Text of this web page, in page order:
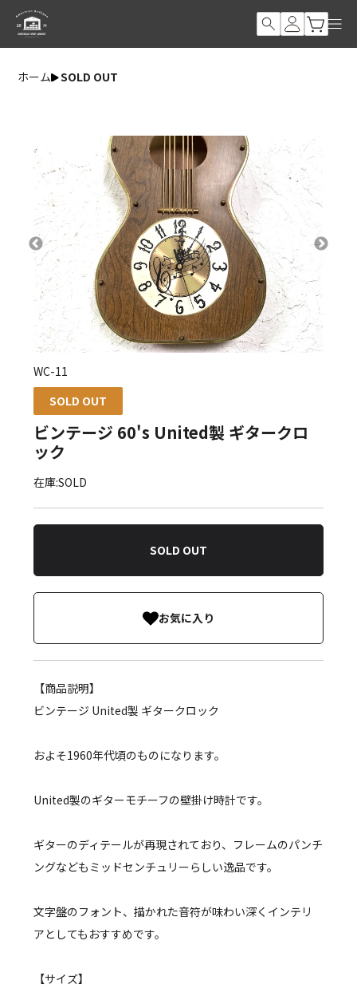
ホーム SOLD OUT
WC-11
SOLD OUT
ビンテージ 60's United製 ギタークロ
ック
在庫:SOLD
SOLD OUT
お気に入り
【商品説明】
ビンテージ United製 ギタークロック
およそ1960年代頃のものになります。
United製のギターモチーフの壁掛け時計です。
ギターのディテールが再現されており、フレームのパンチ
ングなどもミッドセンチュリーらしい逸品です。
文字盤のフォント、描かれた音符が味わい深くインテリ
アとしてもおすすめです。
【サイズ】